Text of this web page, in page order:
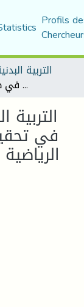
Profils
التربية
التربية البدنية و الرياضية و مكانتها في تحقيق أهداف التربية البدنية و الرياضية في ظل المقاربة بالكفاءات
التربية
في